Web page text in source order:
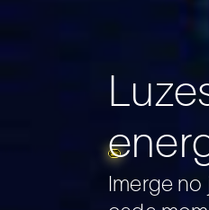
Slide 4 of 7.
Imerge